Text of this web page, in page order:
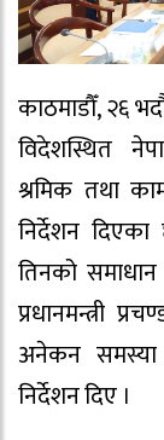
काठमाडौँ, २६
विदेशस्थित
श्रमिक तथा
निर्देशन
तिनको समाधान
प्रधानमन्त्री
अनेकन समस्या
निर्देशन दिए ।